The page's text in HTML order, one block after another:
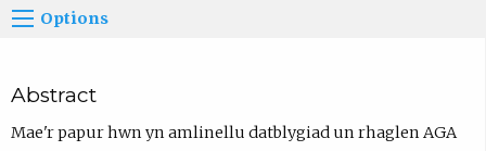
Options
Abstract
Mae'r papur hwn yn amlinellu datblygiad un rhaglen AGA